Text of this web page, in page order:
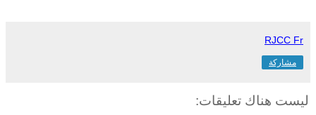
RJCC Fr
مشاركة
ليست هناك تعليقات: